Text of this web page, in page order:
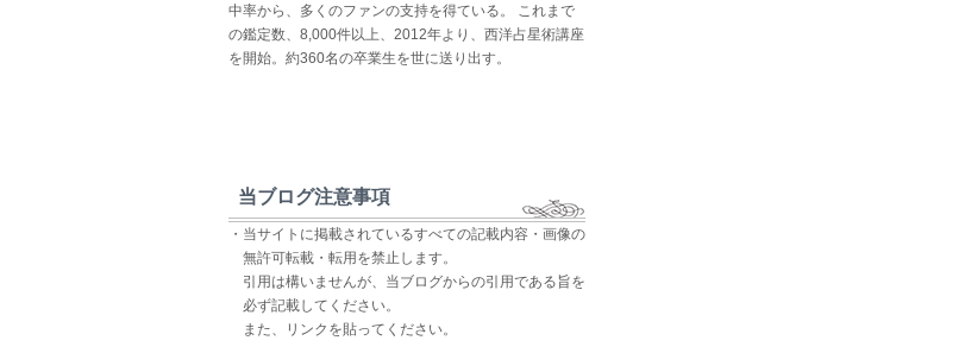
中率から、多くのファンの支持を得ている。 これまで
の鑑定数、8,000件以上、2012年より、西洋占星術講座
を開始。約360名の卒業生を世に送り出す。
当ブログ注意事項
・当サイトに掲載されているすべての記載内容・画像の
無許可転載・転用を禁止します。
引用は構いませんが、当ブログからの引用である旨を
必ず記載してください。
また、リンクを貼ってください。